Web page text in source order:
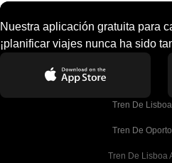
Nuestra aplicación gratuita para
¡planificar viajes nunca ha sido
Tren De
Tren De
Tren De Lisboa